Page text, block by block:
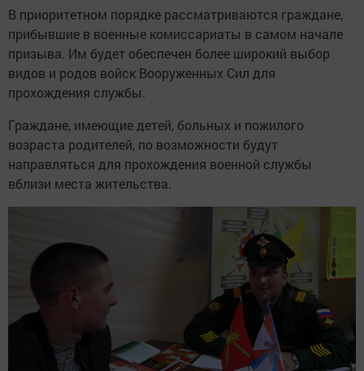
В приоритетном порядке рассматриваются граждане,
прибывшие в военные комиссариаты в самом начале
призыва. Им будет обеспечен более широкий выбор
видов и родов войск Вооруженных Сил для
прохождения службы.
Граждане, имеющие детей, больных и пожилого
возраста родителей, по возможности будут
направляться для прохождения военной службы
вблизи места жительства.